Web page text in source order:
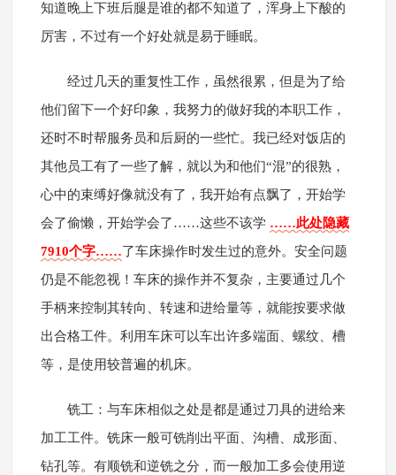
知道晚上下班后腿是谁的都不知道了，浑身上下酸的
厉害，不过有一个好处就是易于睡眠。
经过几天的重复性工作，虽然很累，但是为了给
他们留下一个好印象，我努力的做好我的本职工作，
还时不时帮服务员和后厨的一些忙。我已经对饭店的
其他员工有了一些了解，就以为和他们“混”的很熟，
心中的束缚好像就没有了，我开始有点飘了，开始学
会了偷懒，开始学会了……这些不该学 ……此处隐藏
7910个字……了车床操作时发生过的意外。安全问题
仍是不能忽视！车床的操作并不复杂，主要通过几个
手柄来控制其转向、转速和进给量等，就能按要求做
出合格工件。利用车床可以车出许多端面、螺纹、槽
等，是使用较普遍的机床。
铣工：与车床相似之处是都是通过刀具的进给来
加工工件。铣床一般可铣削出平面、沟槽、成形面、
钻孔等。有顺铣和逆铣之分，而一般加工多会使用逆